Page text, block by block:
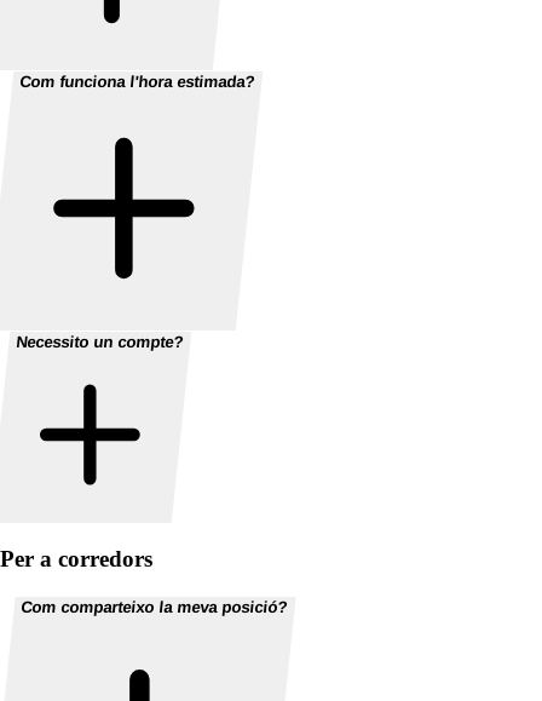
Com funciona l'hora estimada?
Necessito un compte?
Per a corredors
Com comparteixo la meva posició?